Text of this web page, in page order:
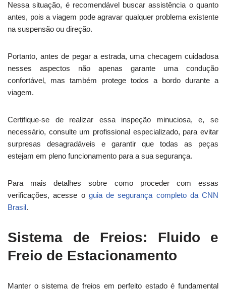
Nessa situação, é recomendável buscar assistência o quanto
antes, pois a viagem pode agravar qualquer problema existente
na suspensão ou direção.
Portanto, antes de pegar a estrada, uma checagem cuidadosa
nesses aspectos não apenas garante uma condução
confortável, mas também protege todos a bordo durante a
viagem.
Certifique-se de realizar essa inspeção minuciosa, e, se
necessário, consulte um profissional especializado, para evitar
surpresas desagradáveis e garantir que todas as peças
estejam em pleno funcionamento para a sua segurança.
Para mais detalhes sobre como proceder com essas
verificações, acesse o guia de segurança completo da CNN
Brasil.
Sistema de Freios: Fluido e
Freio de Estacionamento
Manter o sistema de freios em perfeito estado é fundamental